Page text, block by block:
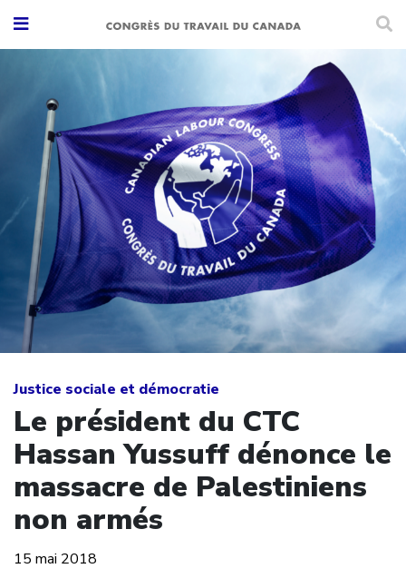
Justice sociale et démocratie
Le président du CTC
Hassan Yussuff dénonce le
massacre de Palestiniens
non armés
15 mai 2018